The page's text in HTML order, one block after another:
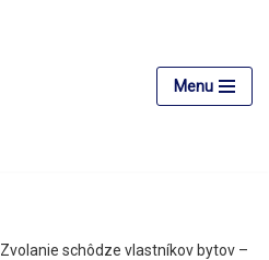
Menu
Zvolanie schôdze vlastníkov bytov –